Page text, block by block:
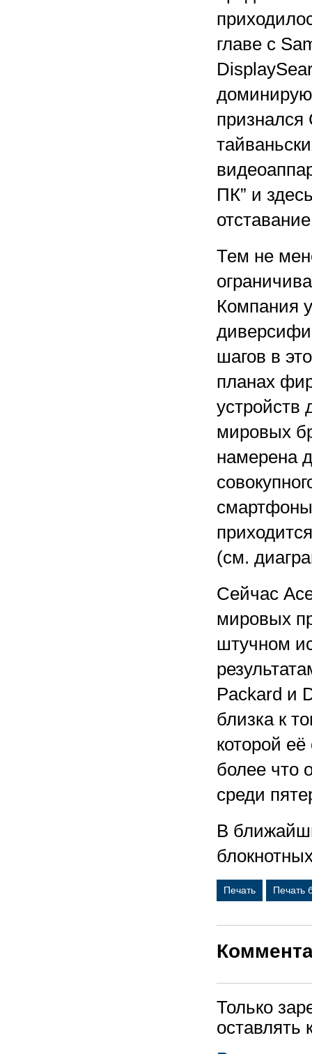
главе с
ПК” и
Тем не
Компания
шагов в
планах
устройств
мировых
намерена
(см.
Сейчас
мировых
штучном
Packard и
близка к
которой
более что
среди
В
Печать Печать
Только
оставлять